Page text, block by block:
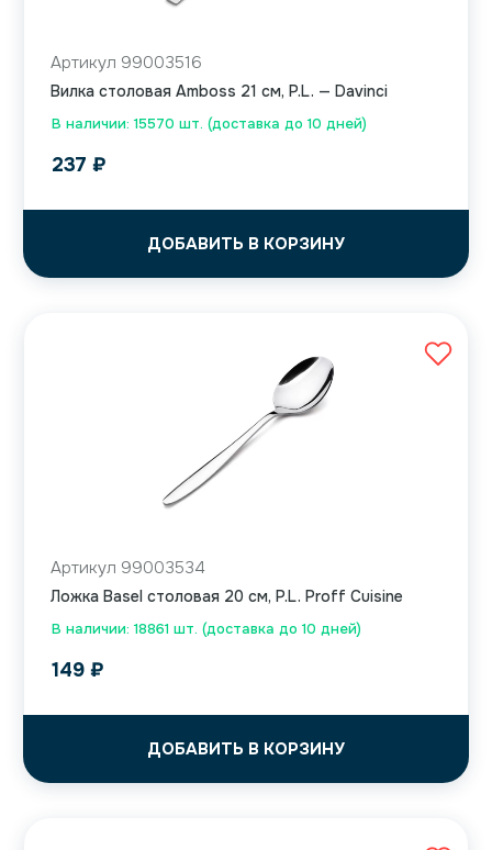
В наличии: 15570 шт. (доставка до 10 дней)
Артикул 99003516
Вилка столовая Amboss 21 см, P.L. — Davinci
237 ₽
ДОБАВИТЬ В КОРЗИНУ
В наличии: 18861 шт. (доставка до 10 дней)
Артикул 99003534
Ложка Basel столовая 20 см, P.L. Proff Cuisine
149 ₽
ДОБАВИТЬ В КОРЗИНУ